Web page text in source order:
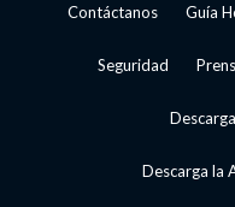
Contáctanos Guía
Seguridad
Descarga la